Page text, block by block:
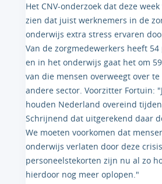
Het CNV-onderzoek dat deze
zien dat juist werknemers in de
onderwijs extra stress ervaren
Van de zorgmedewerkers heeft
en in het onderwijs gaat het om
van die mensen overweegt over
andere sector. Voorzitter Fortuin:
houden Nederland overeind
Schrijnend dat uitgerekend daar
We moeten voorkomen dat
onderwijs verlaten door deze
personeelstekorten zijn nu al zo
hierdoor nog meer oplopen."